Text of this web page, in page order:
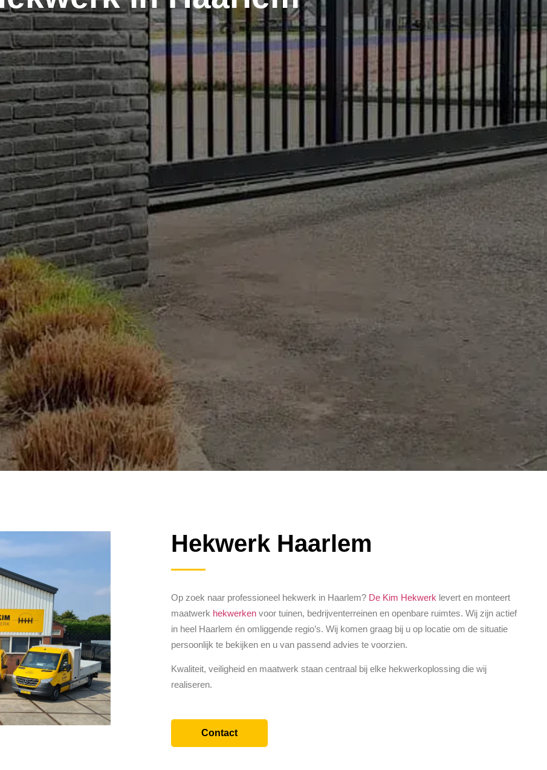
Hekwerk Haarlem
Op zoek naar professioneel hekwerk in Haarlem? De Kim Hekwerk levert en monteert
maatwerk hekwerken voor tuinen, bedrijventerreinen en openbare ruimtes. Wij zijn actief
in heel Haarlem én omliggende regio’s. Wij komen graag bij u op locatie om de situatie
persoonlijk te bekijken en u van passend advies te voorzien.
Kwaliteit, veiligheid en maatwerk staan centraal bij elke hekwerkoplossing die wij
realiseren.
Contact